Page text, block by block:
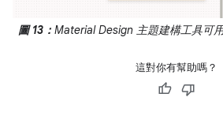
圖 13： Material Design 主題建構工具可
這對你有幫助嗎？